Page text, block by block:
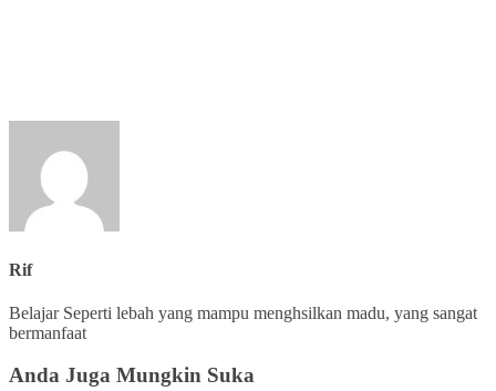
Rif
Belajar Seperti lebah yang mampu menghsilkan madu, yang sangat
bermanfaat
Anda Juga Mungkin Suka